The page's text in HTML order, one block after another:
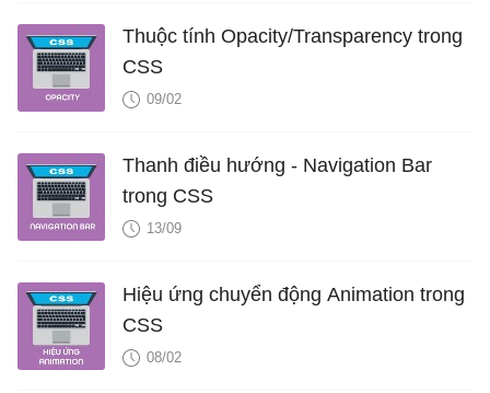
Thuộc tính Opacity/Transparency trong
CSS
09/02
Thanh điều hướng - Navigation Bar
trong CSS
13/09
Hiệu ứng chuyển động Animation trong
CSS
08/02